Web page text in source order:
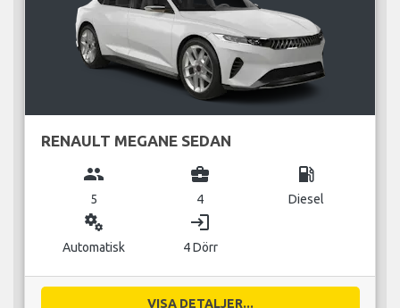
RENAULT MEGANE SEDAN
group
5
business_center
4
local_gas_station
Diesel
miscellaneous_services
Automatisk
login
4 Dörr
VISA DETALJER...